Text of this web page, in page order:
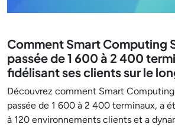
Comment Smart Computing
passée de 1 600 à 2 400
fidélisant ses clients sur le
Découvrez comment Smart
passée de 1 600 à 2 400 terminaux, a
à 120 environnements clients et a